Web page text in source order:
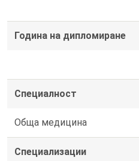
Година на дипломиране
Специалност
Обща медицина
Специализации